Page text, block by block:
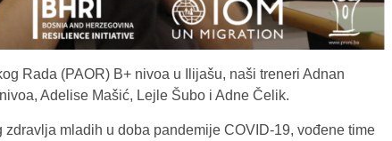
Rada (PAOR) B+ nivoa u Ilijašu, naši treneri Adnan
Adelise Mašić, Lejle Šubo i Adne Čelik.
mladih u doba pandemije COVID-19, vođene time